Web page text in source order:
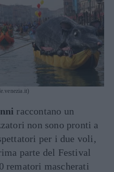
raccontano un
non sono pronti a
per i due voli,
parte del Festival
rematori mascherati